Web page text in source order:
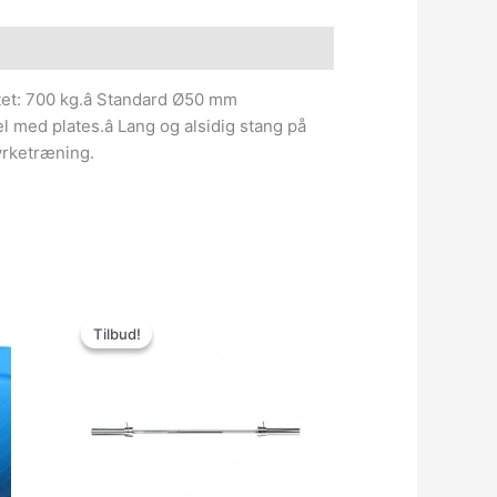
700 kg.â Standard Ø50 mm
plates.â Lang og alsidig stang på
Tilbud!
Tilbud!